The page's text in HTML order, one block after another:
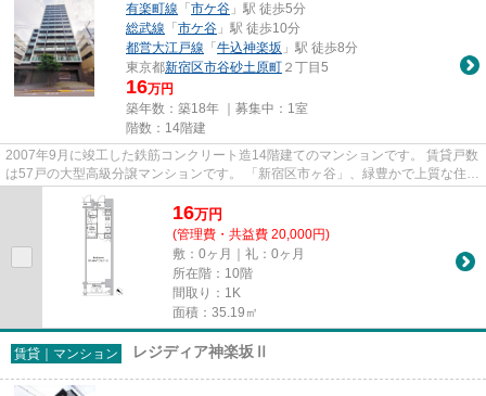
有楽町線 「 市ケ谷 」駅 徒歩5分
総武線 「 市ケ谷 」駅 徒歩10分
都営大江戸線 「 牛込神楽坂 」駅 徒歩8分
東京都新宿区市谷砂土原町 ２丁目5
16万円
築年数：築18年 ｜募集中： 1室
階数：14階建
2007年9月に竣工した鉄筋コンクリート造14階建てのマンションです。 賃貸戸数
は57戸の大型高級分譲マンションです。 「新宿区市ヶ谷」、緑豊かで上質な住空
間。主要エリアにダイレクト...
16万円
(管理費・共益費 20,000円)
敷：0ヶ月｜礼：0ヶ月
所在階：10階
間取り：1K
面積：35.19㎡
賃貸｜マンション レジディア神楽坂Ⅱ